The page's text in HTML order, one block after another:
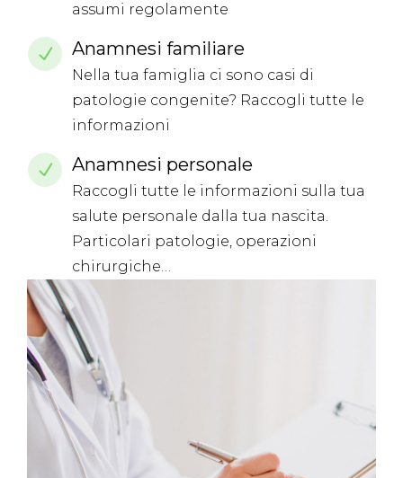
assumi regolamente
Anamnesi familiare
Nella tua famiglia ci sono casi di
patologie congenite? Raccogli tutte le
informazioni
Anamnesi personale
Raccogli tutte le informazioni sulla tua
salute personale dalla tua nascita.
Particolari patologie, operazioni
chirurgiche…